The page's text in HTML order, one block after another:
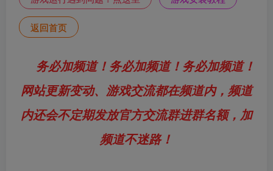
返回首页
务必加频道！务必加频道！务必加频道！
网站更新变动、游戏交流都在频道内，频道
内还会不定期发放官方交流群进群名额，加
频道不迷路！